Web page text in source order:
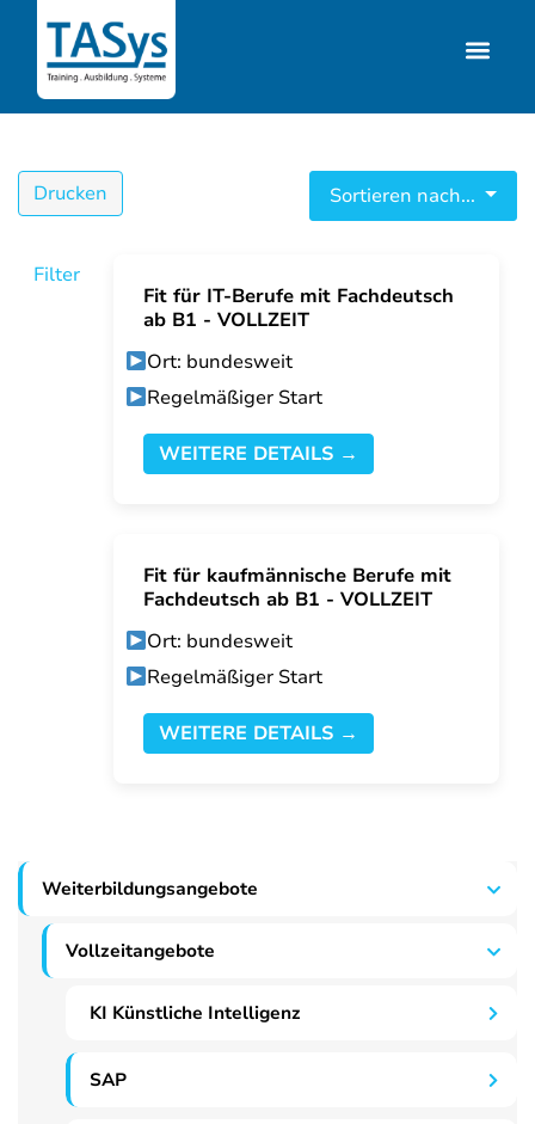
Drucken Sortieren nach...
Filter
Fit für IT-Berufe mit Fachdeutsch
ab B1 - VOLLZEIT
Ort: bundesweit
Regelmäßiger Start
WEITERE DETAILS →
Fit für kaufmännische Berufe mit
Fachdeutsch ab B1 - VOLLZEIT
Ort: bundesweit
Regelmäßiger Start
WEITERE DETAILS →
Weiterbildungsangebote
Vollzeitangebote
KI Künstliche Intelligenz
SAP